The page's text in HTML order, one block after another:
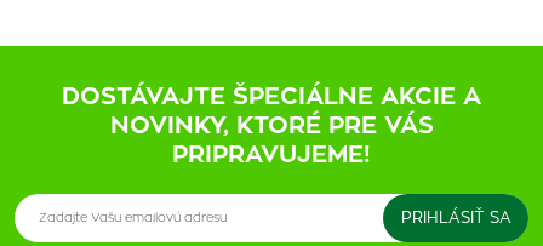
DOSTÁVAJTE ŠPECIÁLNE AKCIE A
NOVINKY, KTORÉ PRE VÁS
PRIPRAVUJEME!